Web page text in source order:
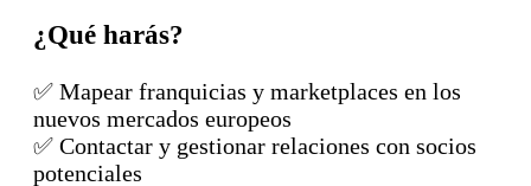
¿Qué harás?
✅ Mapear franquicias y marketplaces en los
nuevos mercados europeos
✅ Contactar y gestionar relaciones con socios
potenciales